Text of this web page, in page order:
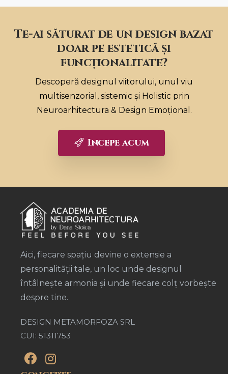
Te-ai săturat de un design bazat
doar pe estetică și
funcționalitate?
Descoperă designul viitorului, unul viu
multisenzorial, sistemic și Holistic prin
Neuroarhitectura & Design Emoțional.
Incepe acum
Aici, fiecare spațiu devine o extensie a
personalității tale, un loc unde designul
întâlnește armonia și unde fiecare colț vorbește
despre tine.
DESIGN METAMORFOZA SRL
CUI: 51311753